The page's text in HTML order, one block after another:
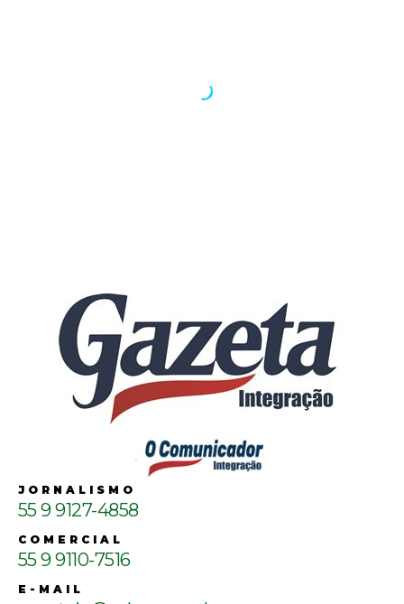
JORNALISMO
55 9 9127-4858
COMERCIAL
55 9 9110-7516
E-MAIL